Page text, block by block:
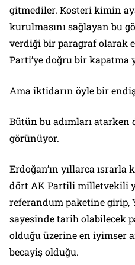
gitmediler. Kosteri kimin
kurulmasını sağlayan bu
verdiği bir paragraf olarak
Parti’ye doğru bir kapatma
Ama iktidarın öyle bir
Bütün bu adımları atarken
görünüyor.
Erdoğan’ın yıllarca ısrarla
dört AK Partili milletvekili
referandum paketine girip,
sayesinde tarih olabilecek
olduğu üzerine en iyimser
becayiş olduğu.